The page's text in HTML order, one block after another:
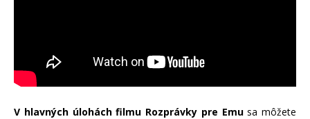
V hlavných úlohách filmu Rozprávky pre Emusa môžete